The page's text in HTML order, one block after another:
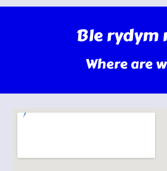
Ble rydym
Where are